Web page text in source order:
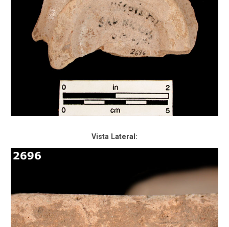
Vista Lateral: